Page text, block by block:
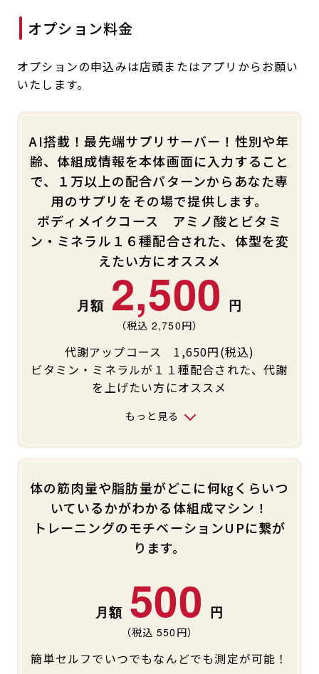
オプション料金
オプションの申込みは店頭またはアプリからお願い
いたします。
AI搭載！最先端サプリサーバー！性別や年
齢、体組成情報を本体画面に入力すること
で、１万以上の配合パターンからあなた専
用のサプリをその場で提供します。
ボディメイクコース アミノ酸とビタミ
ン・ミネラル１６種配合された、体型を変
えたい方にオススメ
2,500
（税込 2,750円）
代謝アップコース 1,650円(税込)
ビタミン・ミネラルが１１種配合された、代謝
を上げたい方にオススメ
もっと見る
体の筋肉量や脂肪量がどこに何㎏くらいつ
いているかがわかる体組成マシン！
トレーニングのモチベーションUPに繋が
ります。
500
（税込 550 円）
簡単セルフでいつでもなんどでも測定が可能！